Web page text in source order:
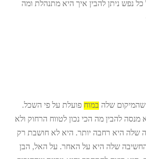
נפש ניתן להבין איך היא מתנהלת ומה
שלה במוח פועלת על פי השכל.
להבין מה הכי נכון לטווח הרחוק ולא
שלה היא רחבה יותר. היא לא חושבת רק
שלה היא על האחר. על האל, הבן